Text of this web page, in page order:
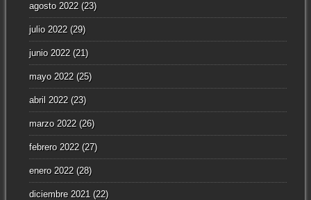
agosto 2022(23)
julio 2022(29)
junio 2022(21)
mayo 2022(25)
abril 2022(23)
marzo 2022(26)
febrero 2022(27)
enero 2022(28)
diciembre 2021 (22)